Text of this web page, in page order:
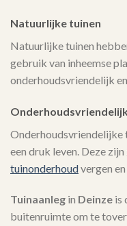
Natuurlijke tuinen
Natuurlijke tuinen
gebruik van inheemse
onderhoudsvriendelijk
Onderhoudsvriendelijke
een druk leven. Deze
tuinonderhoudvergen
Tuinaanleg in Deinze is
buitenruimte om te